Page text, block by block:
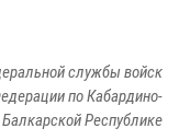
службы войск
по Кабардино-
Балкарской Республике